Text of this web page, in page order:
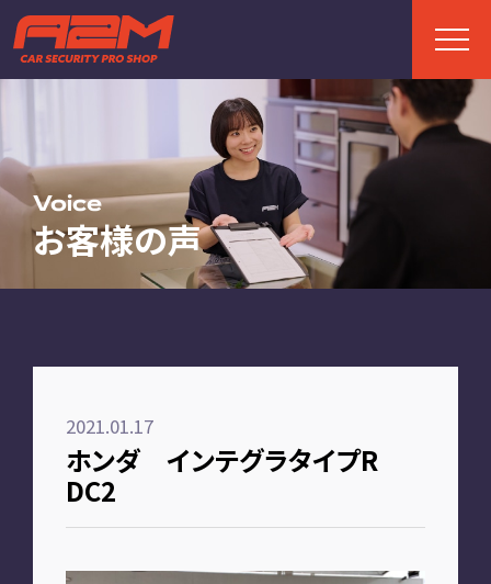
Voice
お客様の声
2021.01.17
ホンダ インテグラタイプR
DC2
TOP
ABOUT
A2Mについて
FAQ
お客様の声
お知らせ